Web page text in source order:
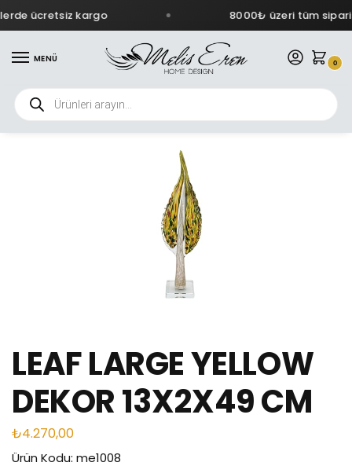
ücretsiz kargo 8000₺ üzeri tüm
MENÜ 0
LEAF LARGE YELLOW
DEKOR 13X2X49 CM
₺4.270,00
Ürün Kodu: me1008